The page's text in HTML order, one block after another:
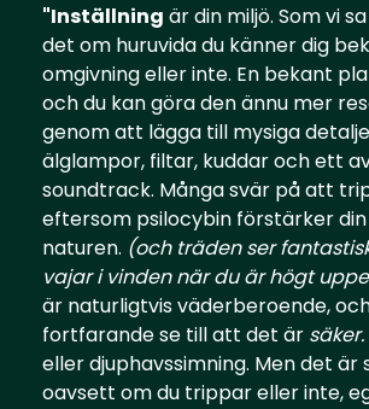
"Inställning är din miljö. Som vi
det om huruvida du känner dig
omgivning eller inte. En bekant
och du kan göra den ännu mer
genom att lägga till mysiga
älglampor, filtar, kuddar och ett
soundtrack. Många svär på att
eftersom psilocybin förstärker
naturen. (och träden ser
vajar i vinden när du är högt
är naturligtvis väderberoende,
fortfarande se till att det är säker.
eller djuphavssimning. Men det är
oavsett om du trippar eller inte,